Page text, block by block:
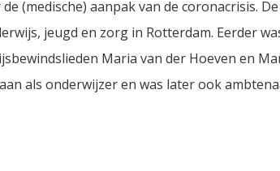
(medische) aanpak van de coronacrisis. De
jeugd en zorg in Rotterdam. Eerder
Maria van der Hoeven en
als onderwijzer en was later ook